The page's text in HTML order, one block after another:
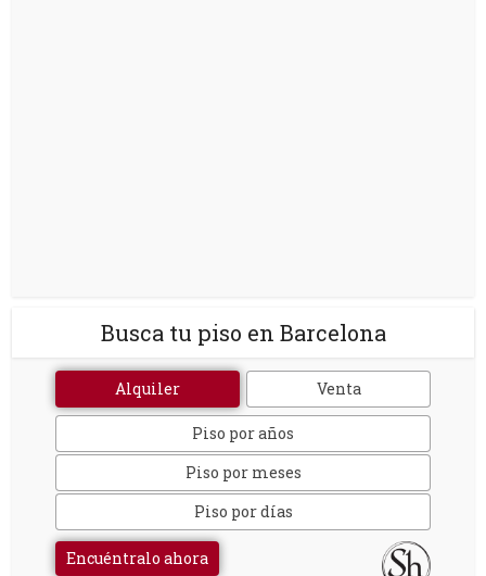
Busca tu piso en Barcelona
Alquiler Venta
Piso por años
Piso por meses
Piso por días
Encuéntralo ahora